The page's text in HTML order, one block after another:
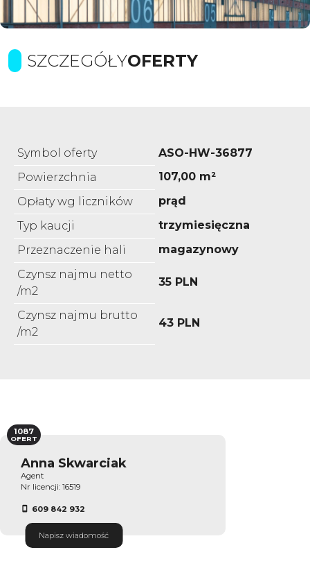
SZCZEGÓŁYOFERTY
Symbol oferty
ASO-HW-36877
Powierzchnia
107,00 m²
Opłaty wg liczników
prąd
Typ kaucji
trzymiesięczna
Przeznaczenie hali
magazynowy
Czynsz najmu netto
/m2
35 PLN
Czynsz najmu brutto
/m2
43 PLN
Anna Skwarciak
Agent
Nr licencji: 16519
609 842 932
Napisz wiadomość
1087
OFERT